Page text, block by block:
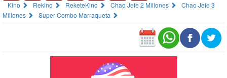
Kino Rekino ReketeKino Chao Jefe 2 Millones
Chao Jefe 3
Millones
Super Combo Marraqueta